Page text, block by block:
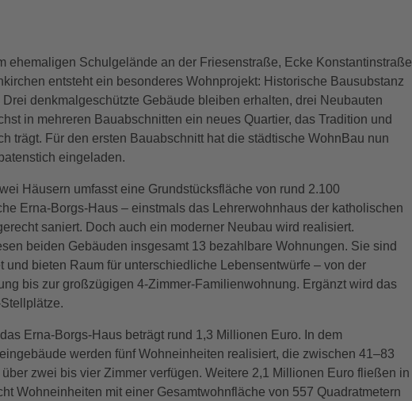
ehemaligen Schulgelände an der Friesenstraße, Ecke Konstantinstraße
entsteht ein besonderes Wohnprojekt: Historische Bausubstanz
Drei denkmalgeschützte Gebäude bleiben erhalten, drei Neubauten
in mehreren Bauabschnitten ein neues Quartier, das Tradition und
trägt. Für den ersten Bauabschnitt hat die städtische WohnBau nun
eingeladen.
Häusern umfasst eine Grundstücksfläche von rund 2.100
Erna-Borgs-Haus – einstmals das Lehrerwohnhaus der katholischen
saniert. Doch auch ein moderner Neubau wird realisiert.
beiden Gebäuden insgesamt 13 bezahlbare Wohnungen. Sie sind
und bieten Raum für unterschiedliche Lebensentwürfe – von der
bis zur großzügigen 4-Zimmer-Familienwohnung. Ergänzt wird das
Erna-Borgs-Haus beträgt rund 1,3 Millionen Euro. In dem
werden fünf Wohneinheiten realisiert, die zwischen 41–83
zwei bis vier Zimmer verfügen. Weitere 2,1 Millionen Euro fließen in
Wohneinheiten mit einer Gesamtwohnfläche von 557 Quadratmetern